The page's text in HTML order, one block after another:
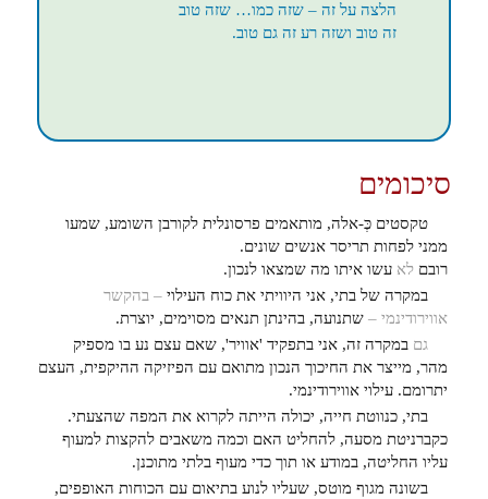
הלצה על זה – שזה כמו… שזה טוב
זה טוב ושזה רע זה גם טוב.
סיכומים
טקסטים כְּ-אלה, מותאמים פרסונלית לקורבן השומע, שמעו
ממני לפחות תריסר אנשים שונים.
רובםלא עשו איתו מה שמצאו לנכון.
במקרה של בתי, אני היוויתי את כוח העילוי– בהקשר
אווירודינמי – שתנועה, בהינתן תנאים מסוימים, יוצרת.
גם במקרה זה, אני בתפקיד 'אוויר', שאם עצם נע בו מספיק
מהר, מייצר את החיכוך הנכון מתואם עם הפיזיקה ההיקפית, העצם
יתרומם. עילוי אווירודינמי.
בתי, כנווטת חייה, יכולה הייתה לקרוא את המפה שהצעתי.
כקברניטת מסעה, להחליט האם וכמה משאבים להקצות למעוף
עליו החליטה, במודע או תוך כדי מעוף בלתי מתוכנן.
בשונה מגוף מוטס, שעליו לנוע בתיאום עם הכוחות האופפים,